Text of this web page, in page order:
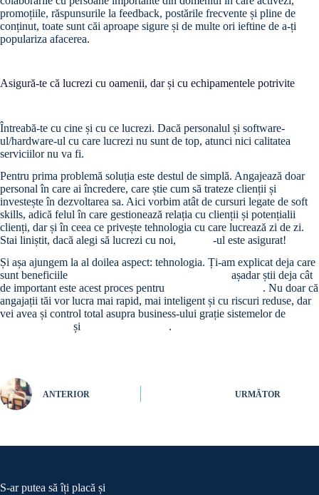
promoțiile, răspunsurile la feedback, postările frecvente și pline de
conținut, toate sunt căi aproape sigure și de multe ori ieftine de a-ți
populariza afacerea.
Asigură-te că lucrezi cu oamenii, dar și cu echipamentele potrivite
Întreabă-te cu cine și cu ce lucrezi. Dacă personalul și software-
ul/hardware-ul cu care lucrezi nu sunt de top, atunci nici calitatea
serviciilor nu va fi.
Pentru prima problemă soluția este destul de simplă. Angajează doar
personal în care ai încredere, care știe cum să trateze clienții și
investește în dezvoltarea sa. Aici vorbim atât de cursuri legate de soft
skills, adică felul în care gestionează relația cu clienții și potențialii
clienți, dar și în ceea ce privește tehnologia cu care lucrează zi de zi.
Stai liniștit, dacă alegi să lucrezi cu noi,
-ul este asigurat!
Și așa ajungem la al doilea aspect: tehnologia. Ți-am explicat deja care
sunt beneficiile
așadar știi deja cât
de important este acest proces pentru
. Nu doar că
angajații tăi vor lucra mai rapid, mai inteligent și cu riscuri reduse, dar
vei avea și control total asupra business-ului grație sistemelor de
și .
ANTERIOR URMĂTOR
S-ar putea să îți placă și